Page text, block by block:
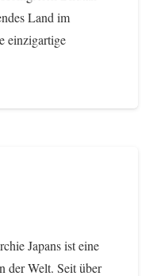
Land im
einzigartige
Japans ist eine
der Welt. Seit über